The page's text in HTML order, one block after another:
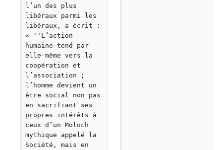
l’un des plus
libéraux parmi les
libéraux, a écrit :
« ''L’action
humaine tend par
elle-même vers la
coopération et
l’association ;
l’homme devient un
être social non pas
en sacrifiant ses
propres intérêts à
ceux d’un Moloch
mythique appelé la
Société, mais en